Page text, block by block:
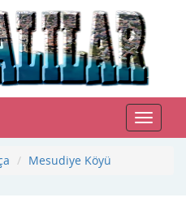
Toggle
Mesudiye Köyü